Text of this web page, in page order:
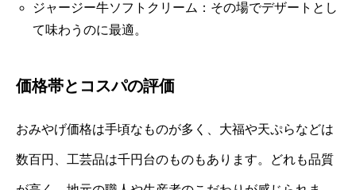
ジャージー牛ソフトクリーム：その場でデザートとし
て味わうのに最適。
価格帯とコスパの評価
おみやげ価格は手頃なものが多く、大福や天ぷらなどは
数百円、工芸品は千円台のものもあります。どれも品質